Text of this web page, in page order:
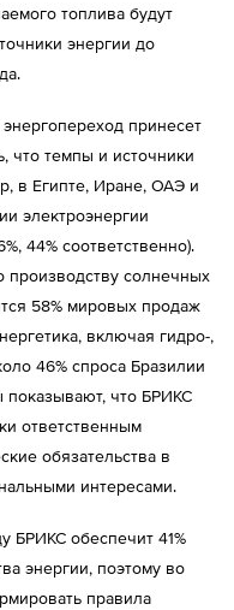
топлива будут
энергии до
принесет
что темпы и источники
в Египте, Иране, ОАЭ и
электроэнергии
44% соответственно).
солнечных
58% мировых продаж
включая гидро-,
46% спроса Бразилии
что БРИКС
ответственным
обязательства в
интересами.
БРИКС обеспечит 41%
энергии, поэтому во
правила